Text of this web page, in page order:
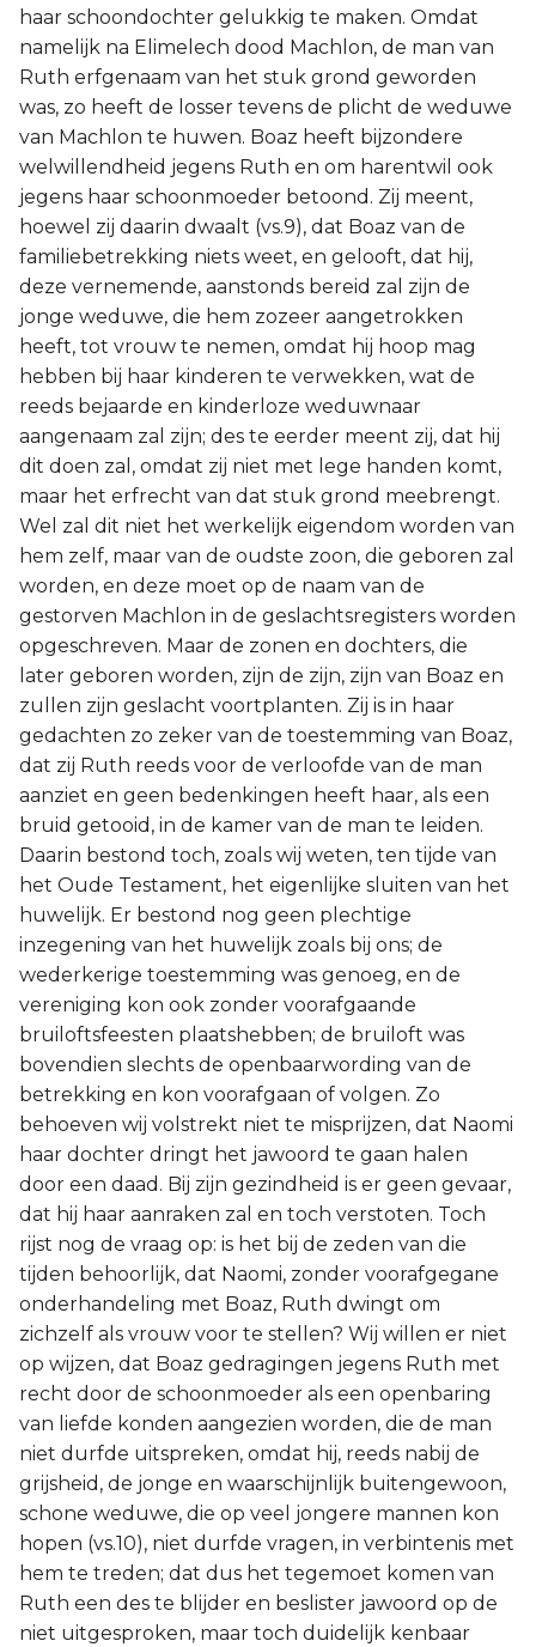
haar schoondochter gelukkig te maken. Omdat
namelijk na Elimelech dood Machlon, de man van
Ruth erfgenaam van het stuk grond geworden
was, zo heeft de losser tevens de plicht de weduwe
van Machlon te huwen. Boaz heeft bijzondere
welwillendheid jegens Ruth en om harentwil ook
jegens haar schoonmoeder betoond. Zij meent,
hoewel zij daarin dwaalt (vs.9), dat Boaz van de
familiebetrekking niets weet, en gelooft, dat hij,
deze vernemende, aanstonds bereid zal zijn de
jonge weduwe, die hem zozeer aangetrokken
heeft, tot vrouw te nemen, omdat hij hoop mag
hebben bij haar kinderen te verwekken, wat de
reeds bejaarde en kinderloze weduwnaar
aangenaam zal zijn; des te eerder meent zij, dat hij
dit doen zal, omdat zij niet met lege handen komt,
maar het erfrecht van dat stuk grond meebrengt.
Wel zal dit niet het werkelijk eigendom worden van
hem zelf, maar van de oudste zoon, die geboren zal
worden, en deze moet op de naam van de
gestorven Machlon in de geslachtsregisters worden
opgeschreven. Maar de zonen en dochters, die
later geboren worden, zijn de zijn, zijn van Boaz en
zullen zijn geslacht voortplanten. Zij is in haar
gedachten zo zeker van de toestemming van Boaz,
dat zij Ruth reeds voor de verloofde van de man
aanziet en geen bedenkingen heeft haar, als een
bruid getooid, in de kamer van de man te leiden.
Daarin bestond toch, zoals wij weten, ten tijde van
het Oude Testament, het eigenlijke sluiten van het
huwelijk. Er bestond nog geen plechtige
inzegening van het huwelijk zoals bij ons; de
wederkerige toestemming was genoeg, en de
vereniging kon ook zonder voorafgaande
bruiloftsfeesten plaatshebben; de bruiloft was
bovendien slechts de openbaarwording van de
betrekking en kon voorafgaan of volgen. Zo
behoeven wij volstrekt niet te misprijzen, dat Naomi
haar dochter dringt het jawoord te gaan halen
door een daad. Bij zijn gezindheid is er geen gevaar,
dat hij haar aanraken zal en toch verstoten. Toch
rijst nog de vraag op: is het bij de zeden van die
tijden behoorlijk, dat Naomi, zonder voorafgegane
onderhandeling met Boaz, Ruth dwingt om
zichzelf als vrouw voor te stellen? Wij willen er niet
op wijzen, dat Boaz gedragingen jegens Ruth met
recht door de schoonmoeder als een openbaring
van liefde konden aangezien worden, die de man
niet durfde uitspreken, omdat hij, reeds nabij de
grijsheid, de jonge en waarschijnlijk buitengewoon,
schone weduwe, die op veel jongere mannen kon
hopen (vs.10), niet durfde vragen, in verbintenis met
hem te treden; dat dus het tegemoet komen van
Ruth een des te blijder en beslister jawoord op de
niet uitgesproken, maar toch duidelijk kenbaar